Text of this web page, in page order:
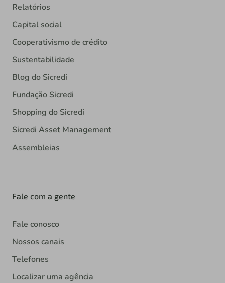
Relatórios
Capital social
Cooperativismo de crédito
Sustentabilidade
Blog do Sicredi
Fundação Sicredi
Shopping do Sicredi
Sicredi Asset Management
Assembleias
Fale com a gente
Fale conosco
Nossos canais
Telefones
Localizar uma agência